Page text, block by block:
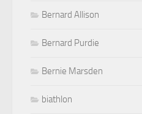
Bernard Allison
Bernard Purdie
Bernie Marsden
biathlon